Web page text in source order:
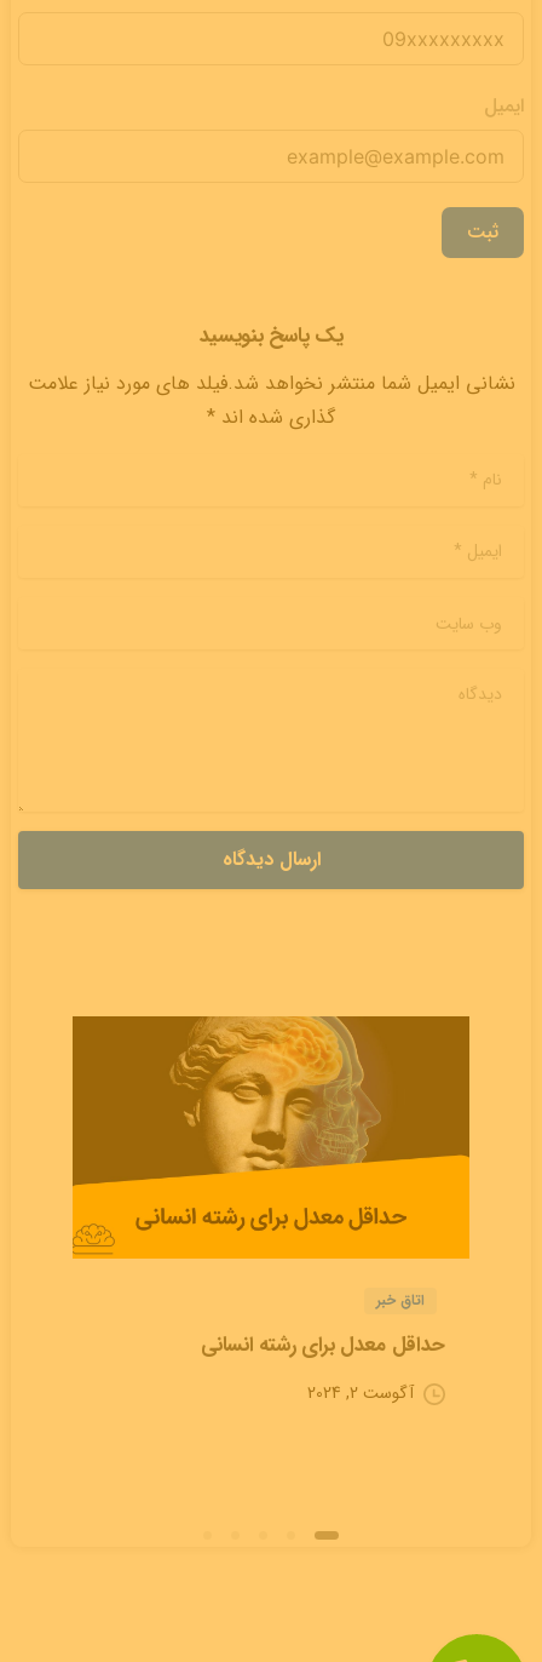
ایمیل
ثبت
یک پاسخ بنویسید
نشانی ایمیل شما منتشر نخواهد شد.فیلد های مورد نیاز علامت
گذاری شده اند *
نام*
ایمیل *
وب سایت
دیدگاه
اتاق خبر
حداقل معدل برای رشته انسانی
آگوست 2, 2024